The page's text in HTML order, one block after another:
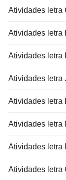
Atividades letra
Atividades letra
Atividades letra I
Atividades letra
Atividades letra
Atividades letra
Atividades letra
Atividades letra